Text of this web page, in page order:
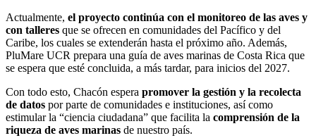
Actualmente, el proyecto continúa con el monitoreo de las aves y
con talleres que se ofrecen en comunidades del Pacífico y del
Caribe, los cuales se extenderán hasta el próximo año. Además,
PluMare UCR prepara una guía de aves marinas de Costa Rica que
se espera que esté concluida, a más tardar, para inicios del 2027.
Con todo esto, Chacón espera promover la gestión y la recolecta
de datos por parte de comunidades e instituciones, así como
estimular la “ciencia ciudadana” que facilita la comprensión de la
riqueza de aves marinas de nuestro país.